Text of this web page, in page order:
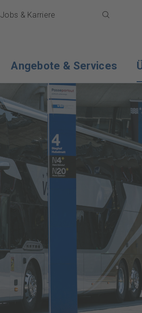
Jobs & Karriere
Die ganze
Angebote & Services